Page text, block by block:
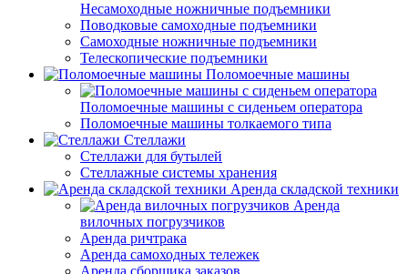
Несамоходные ножничные подъемники
Поводковые самоходные подъемники
Самоходные ножничные подъемники
Телескопические подъемники
Поломоечные машины
Поломоечные машины с сиденьем оператора
Поломоечные машины толкаемого типа
Стеллажи
Стеллажи для бутылей
Стеллажные системы хранения
Аренда складской техники
Аренда
вилочных погрузчиков
Аренда ричтрака
Аренда самоходных тележек
Аренда сборщика заказов